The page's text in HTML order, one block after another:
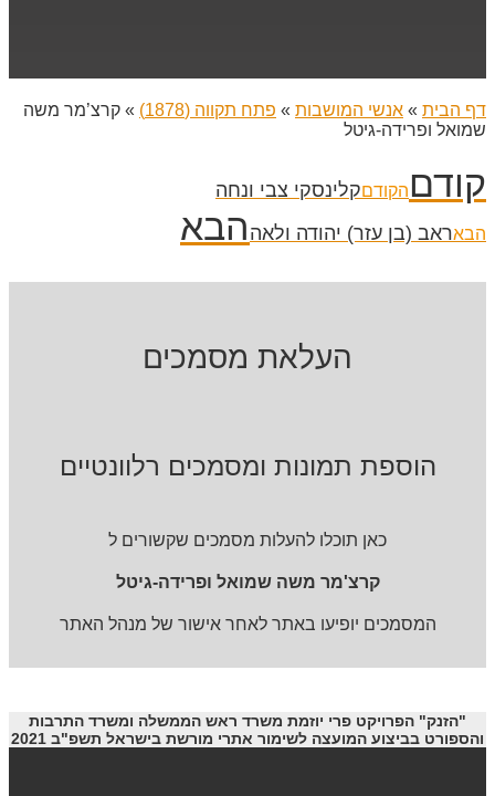
דף הבית » אנשי המושבות » פתח תקווה (1878) » קרצ’מר משה
שמואל ופרידה-גיטל
קודם הקודםקלינסקי צבי ונחה
הבאראב (בן עזר) יהודה ולאה הבא
העלאת מסמכים
הוספת תמונות ומסמכים רלוונטיים
כאן תוכלו להעלות מסמכים שקשורים ל
קרצ'מר משה שמואל ופרידה-גיטל
המסמכים יופיעו באתר לאחר אישור של מנהל האתר
"הזנק" הפרויקט פרי יוזמת משרד ראש הממשלה ומשרד התרבות
והספורט בביצוע המועצה לשימור אתרי מורשת בישראל תשפ"ב 2021